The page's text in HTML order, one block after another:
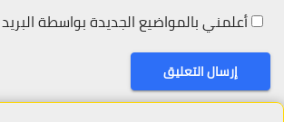
أعلمني بالمواضيع الجديدة بواسطة البريد